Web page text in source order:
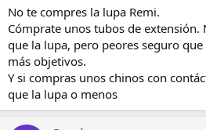
No te compres la lupa Remi.
Cómprate unos tubos de extensión.
que la lupa, pero peores seguro
más objetivos.
Y si compras unos chinos con
que la lupa o menos